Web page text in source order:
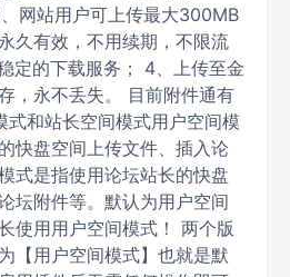
网站用户可上传最大300MB
久有效，不用续期，不限流
定的下载服务； 4、上传至金
，永不丢失。 目前附件通有
式和站长空间模式用户空间模
快盘空间上传文件、插入论
式是指使用论坛站长的快盘
坛附件等。默认为用户空间
使用用户空间模式！ 两个版
【用户空间模式】也就是默